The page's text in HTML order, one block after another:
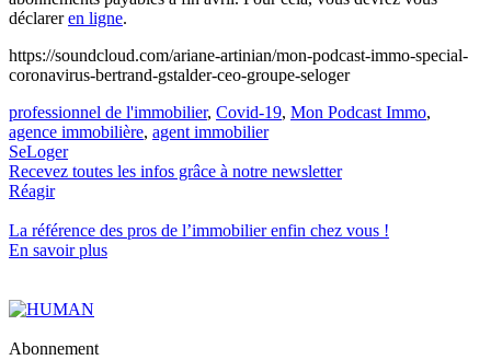
déclareren ligne.
https://soundcloud.com/ariane-artinian/mon-podcast-immo-special-
coronavirus-bertrand-gstalder-ceo-groupe-seloger
professionnel de l'immobilier, Covid-19, Mon Podcast Immo,
agence immobilière, agent immobilier
SeLoger
Recevez toutes les infos grâce à notre newsletter
Réagir
La référence des pros de l’immobilierenfin chez vous !
En savoir plus
Abonnement